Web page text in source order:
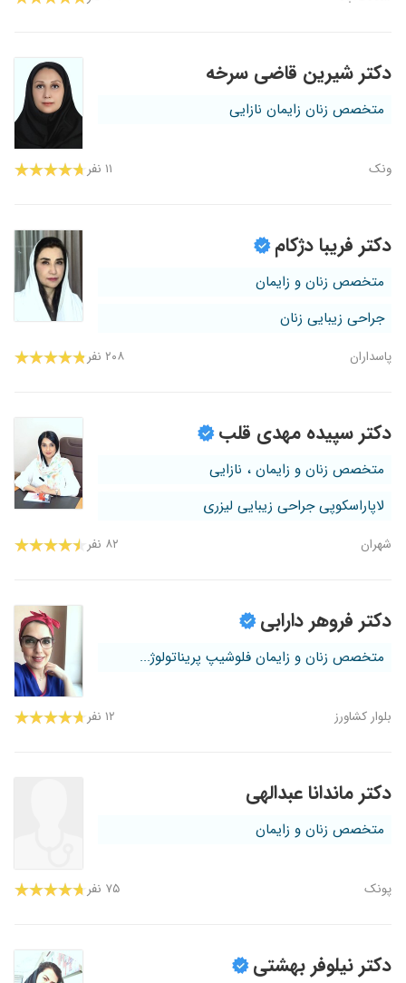
دکتر شیرین قاضی سرخه
متخصص زنان زایمان نازایی
ونک ۱۱ نفر
دکتر فریبا دژکام
متخصص زنان و زایمان
جراحی زیبایی زنان
پاسداران ۲۰۸ نفر
دکتر سپیده مهدی قلب
متخصص زنان و زایمان ، نازایی
لاپاراسکوپی جراحی زیبایی لیزری
شهران ۸۲ نفر
دکتر فروهر دارابی
متخصص زنان و زایمان فلوشیپ پریناتولوژ...
بلوار کشاورز ۱۲ نفر
دکتر ماندانا عبدالهی
متخصص زنان و زایمان
پونک ۷۵ نفر
دکتر نیلوفر بهشتی